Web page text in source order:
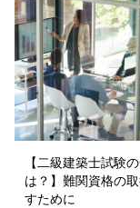
【二級建築士試験
は？】難関資格の
すために